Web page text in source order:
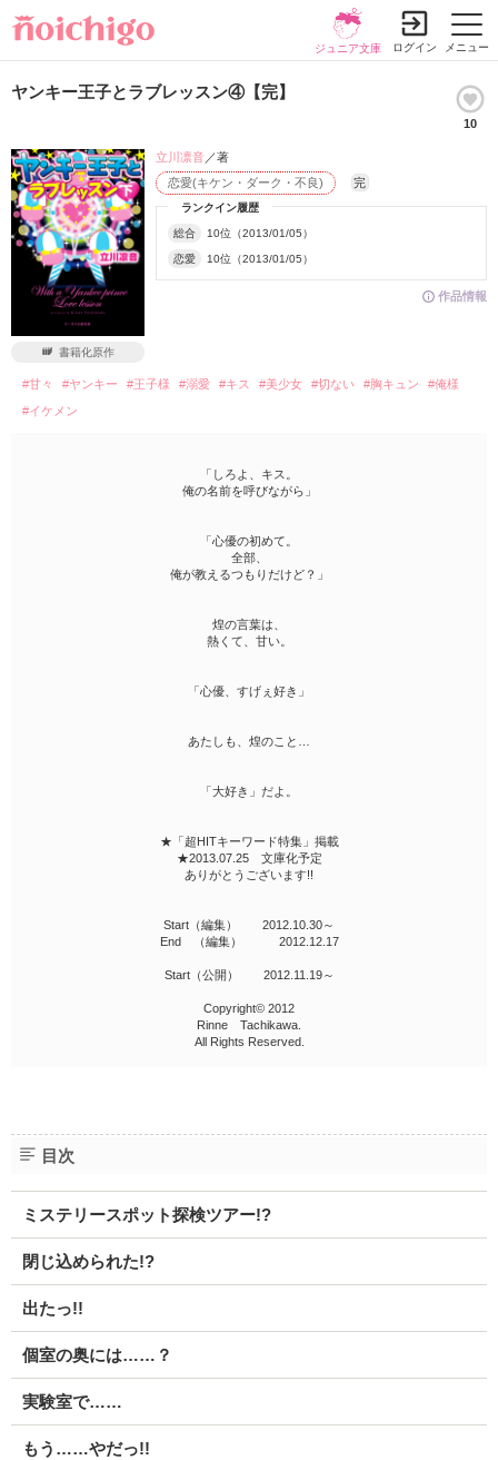
メニュー
ジュニア文庫 ログイン
ヤンキー王子とラブレッスン④【完】
10
作品情報
ランクイン履歴
総合 10位（2013/01/05）
恋愛 10位（2013/01/05）
恋愛(キケン・ダーク・不良) 完
立川凛音 ／著
書籍化原作
#甘々 #ヤンキー #王子様 #溺愛 #キス #美少女 #切ない #胸キュン
#俺様
#イケメン
「しろよ、キス。
俺の名前を呼びながら」
「心優の初めて。
全部、
俺が教えるつもりだけど？」
煌の言葉は、
熱くて、甘い。
「心優、すげぇ好き」
あたしも、煌のこと…
「大好き」だよ。
★「超HITキーワード特集」掲載
★2013.07.25 文庫化予定
ありがとうございます!!
Start（編集） 2012.10.30～
End （編集） 2012.12.17
Start（公開） 2012.11.19～
Copyright© 2012
Rinne Tachikawa.
All Rights Reserved.
目次
ミステリースポット探検ツアー!?
閉じ込められた!?
出たっ!!
個室の奥には……？
実験室で……
もう……やだっ!!